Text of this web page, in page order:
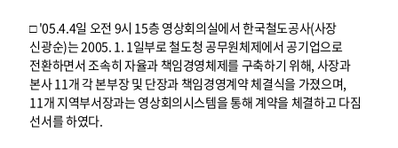
□ '05.4.4일 오전 9시 15층 영상회의실에서 한국철도공사(사장
신광순)는 2005. 1. 1일부로 철도청 공무원체제에서 공기업으로
전환하면서 조속히 자율과 책임경영체제를 구축하기 위해, 사장과
본사 11개 각 본부장 및 단장과 책임경영계약 체결식을 가졌으며,
11개 지역부서장과는 영상회의시스템을 통해 계약을 체결하고 다짐
선서를 하였다.